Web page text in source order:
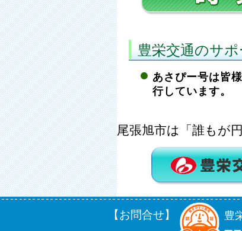
豊栄交通のサ
あさぴー号は皆
行しています。
尾張旭市は「誰もが
【お問合せ】 豊